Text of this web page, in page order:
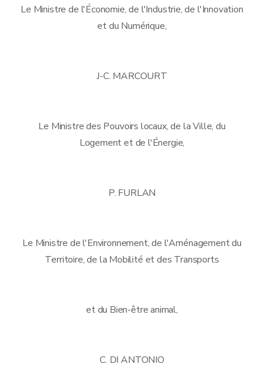
Le Ministre de l'Économie, de l'Industrie, de l'Innovation
et du Numérique,
J-C. MARCOURT
Le Ministre des Pouvoirs locaux, de la Ville, du
Logement et de l'Énergie,
P. FURLAN
Le Ministre de l'Environnement, de l'Aménagement du
Territoire, de la Mobilité et des Transports
et du Bien-être animal,
C. DI ANTONIO